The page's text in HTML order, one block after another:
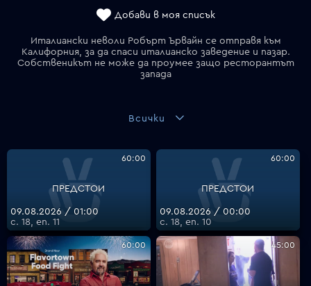
VOYO
Добави в моя списък
Италиански неволи Робърт Ървайн се отправя към
Калифорния, за да спаси италианско заведение и пазар.
Собственикът не може да проумее защо ресторантът
запада
Всички
ПРЕДСТОИ
60:00
09.08.2026 / 01:00
с. 18, еп. 11
ПРЕДСТОИ
60:00
09.08.2026 / 00:00
с. 18, еп. 10
60:00 45:00